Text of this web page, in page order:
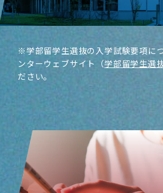
※学部留学生選抜の入学試験要項につ
ンターウェブサイト（学部留学生選
ださい。